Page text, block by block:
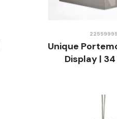
22559999
Unique
Display |